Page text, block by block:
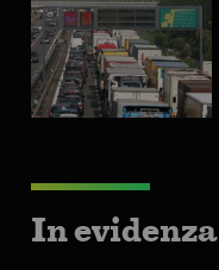
In evidenza